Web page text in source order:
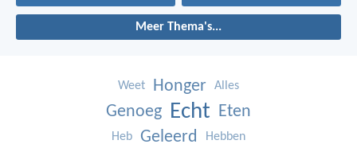
Meer Thema's...
Weet Honger Alles
Genoeg Echt Eten
Heb Geleerd Hebben